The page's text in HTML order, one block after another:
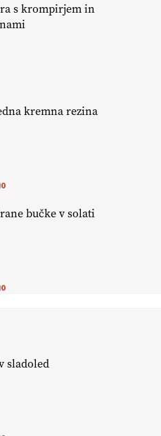
ekološke pridelave.
#CAP
v uspešno kmetijsko in
odlična priložnost za slovenske
@EUAgri #IMCAP #CAP
. VEČ
#CAP
s krompirjem in
kremna rezina
0
bučke v solati
0
sladoled